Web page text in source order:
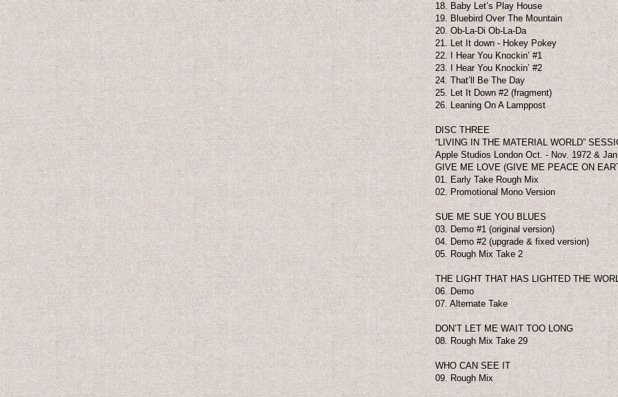
18. Baby Let’s Play House
19. Bluebird Over The Mountain
20. Ob-La-Di Ob-La-Da
21. Let It down - Hokey Pokey
22. I Hear You Knockin’ #1
23. I Hear You Knockin’ #2
24. That’ll Be The Day
25. Let It Down #2 (fragment)
26. Leaning On A Lamppost
DISC THREE
“LIVING IN THE MATERIAL WORLD”
Apple Studios London Oct. - Nov. 1972 &
GIVE ME LOVE (GIVE ME PEACE ON
01. Early Take Rough Mix
02. Promotional Mono Version
SUE ME SUE YOU BLUES
03. Demo #1 (original version)
04. Demo #2 (upgrade & fixed version)
05. Rough Mix Take 2
THE LIGHT THAT HAS LIGHTED THE
06. Demo
07. Alternate Take
DON’T LET ME WAIT TOO LONG
08. Rough Mix Take 29
WHO CAN SEE IT
09. Rough Mix